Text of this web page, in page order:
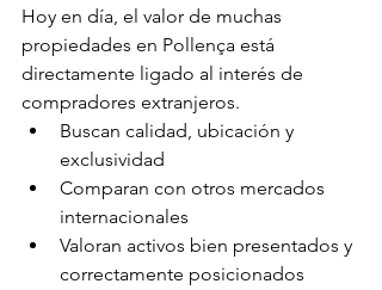
Hoy en día, el valor de muchas
propiedades en Pollença está
directamente ligado al interés de
compradores extranjeros.
Buscan calidad, ubicación y
exclusividad
Comparan con otros mercados
internacionales
Valoran activos bien presentados y
correctamente posicionados